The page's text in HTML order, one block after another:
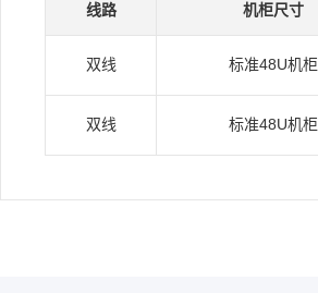
线路 机柜尺寸
双线 标准48U机柜
双线 标准48U机柜